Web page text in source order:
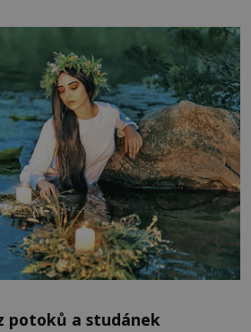
na sukni,“ zhodnotí švadlena
„Ošidili vás, podívejte.“
potoků a studánek